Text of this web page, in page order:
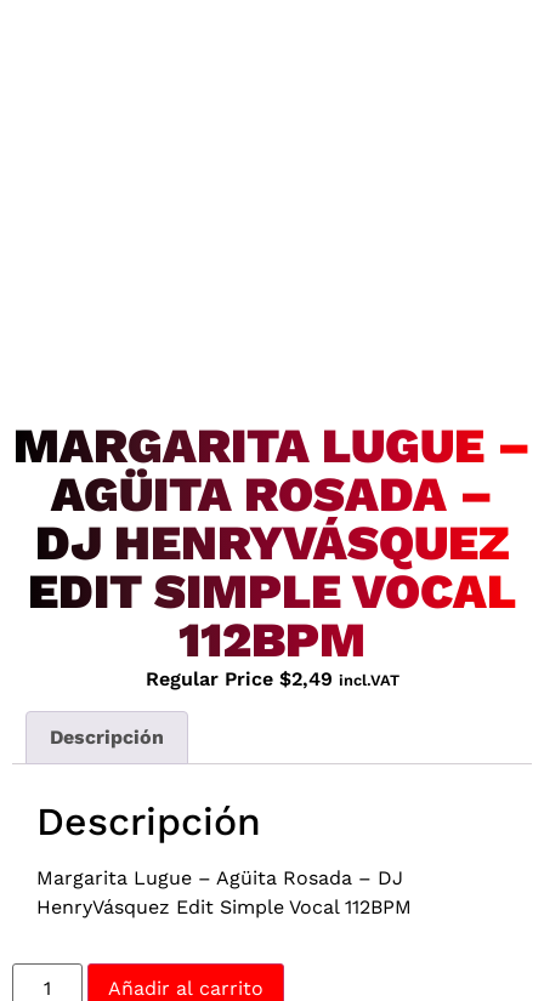
MARGARITA LUGUE –
AGÜITA ROSADA –
DJ HENRYVÁSQUEZ
EDIT SIMPLE VOCAL
112BPM
Regular Price $2,49 incl.VAT
Descripción
Descripción
Margarita Lugue – Agüita Rosada – DJ
HenryVásquez Edit Simple Vocal 112BPM
Añadir al carrito